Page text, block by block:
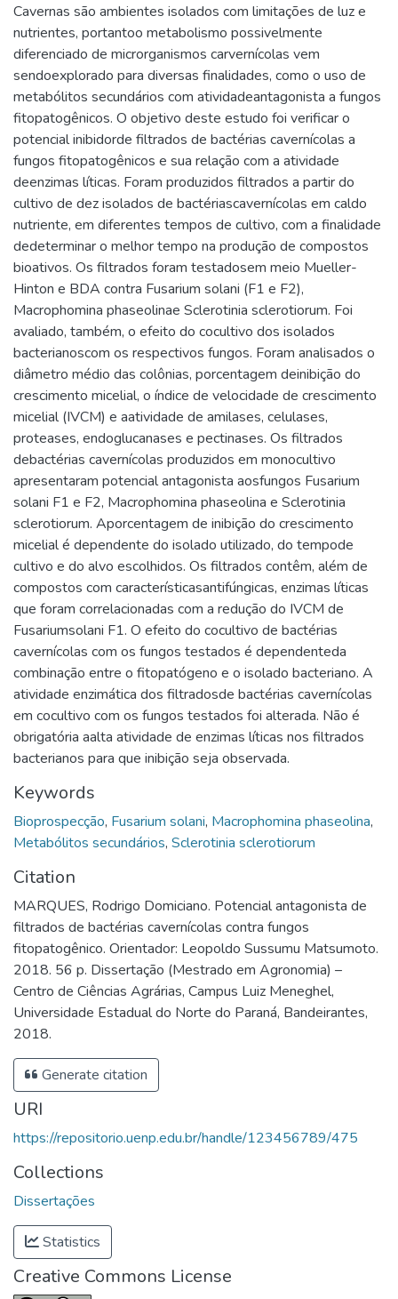
Cavernas são ambientes isolados com limitações de luz e
nutrientes, portantoo metabolismo possivelmente
diferenciado de microrganismos carvernícolas vem
sendoexplorado para diversas finalidades, como o uso de
metabólitos secundários com atividadeantagonista a fungos
fitopatogênicos. O objetivo deste estudo foi verificar o
potencial inibidorde filtrados de bactérias cavernícolas a
fungos fitopatogênicos e sua relação com a atividade
deenzimas líticas. Foram produzidos filtrados a partir do
cultivo de dez isolados de bactériascavernícolas em caldo
nutriente, em diferentes tempos de cultivo, com a finalidade
dedeterminar o melhor tempo na produção de compostos
bioativos. Os filtrados foram testadosem meio Mueller-
Hinton e BDA contra Fusarium solani (F1 e F2),
Macrophomina phaseolinae Sclerotinia sclerotiorum. Foi
avaliado, também, o efeito do cocultivo dos isolados
bacterianoscom os respectivos fungos. Foram analisados o
diâmetro médio das colônias, porcentagem deinibição do
crescimento micelial, o índice de velocidade de crescimento
micelial (IVCM) e aatividade de amilases, celulases,
proteases, endoglucanases e pectinases. Os filtrados
debactérias cavernícolas produzidos em monocultivo
apresentaram potencial antagonista aosfungos Fusarium
solani F1 e F2, Macrophomina phaseolina e Sclerotinia
sclerotiorum. Aporcentagem de inibição do crescimento
micelial é dependente do isolado utilizado, do tempode
cultivo e do alvo escolhidos. Os filtrados contêm, além de
compostos com característicasantifúngicas, enzimas líticas
que foram correlacionadas com a redução do IVCM de
Fusariumsolani F1. O efeito do cocultivo de bactérias
cavernícolas com os fungos testados é dependenteda
combinação entre o fitopatógeno e o isolado bacteriano. A
atividade enzimática dos filtradosde bactérias cavernícolas
em cocultivo com os fungos testados foi alterada. Não é
obrigatória aalta atividade de enzimas líticas nos filtrados
bacterianos para que inibição seja observada.
Keywords
Bioprospecção, Fusarium solani, Macrophomina phaseolina,
Metabólitos secundários, Sclerotinia sclerotiorum
Citation
MARQUES, Rodrigo Domiciano. Potencial antagonista de
filtrados de bactérias cavernícolas contra fungos
fitopatogênico. Orientador: Leopoldo Sussumu Matsumoto.
2018. 56 p. Dissertação (Mestrado em Agronomia) –
Centro de Ciências Agrárias, Campus Luiz Meneghel,
Universidade Estadual do Norte do Paraná, Bandeirantes,
2018.
Generate citation
URI
https://repositorio.uenp.edu.br/handle/123456789/475
Collections
Dissertações
Statistics
Creative Commons License